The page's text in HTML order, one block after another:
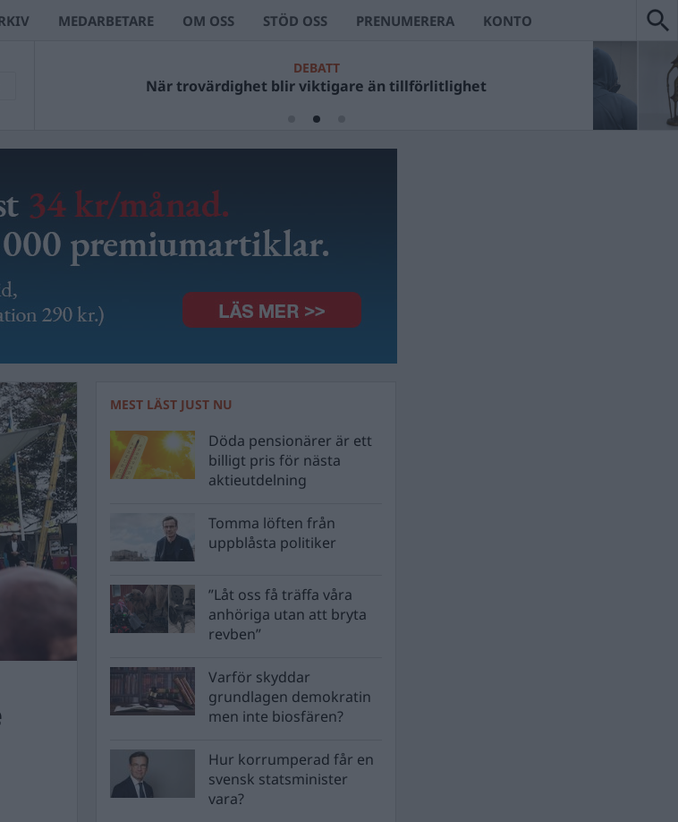
MEDARBETARE OM OSS STÖD OSS PRENUMERERA KONTO
DEBATT
När trovärdighet blir viktigare än tillförlitlighet
MEST LÄST JUST NU
Döda pensionärer är ett
billigt pris för nästa
aktieutdelning
Tomma löften från
uppblåsta politiker
”Låt oss få träffa våra
anhöriga utan att bryta
revben”
Varför skyddar
grundlagen demokratin
men inte biosfären?
Hur korrumperad får en
svensk statsminister
vara?